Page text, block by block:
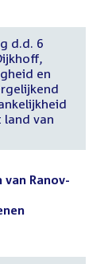
d.d. 6
en
land van
Ranov-